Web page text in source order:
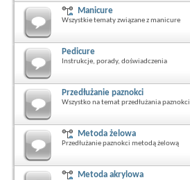
Manicure
Wszystkie tematy związane z manicure
Pedicure
Instrukcje, porady, doświadczenia
Przedłużanie paznokci
Wszystko na temat przedłużania paznokci
Metoda żelowa
Przedłużanie paznokci metodą żelową
Metoda akrylowa